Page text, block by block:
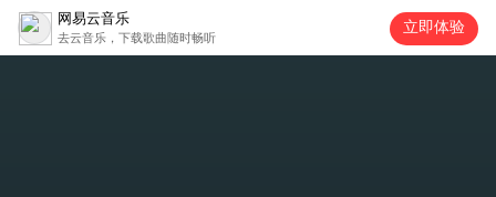
网易云音乐
去云音乐，下载歌曲随时畅听
立即体验